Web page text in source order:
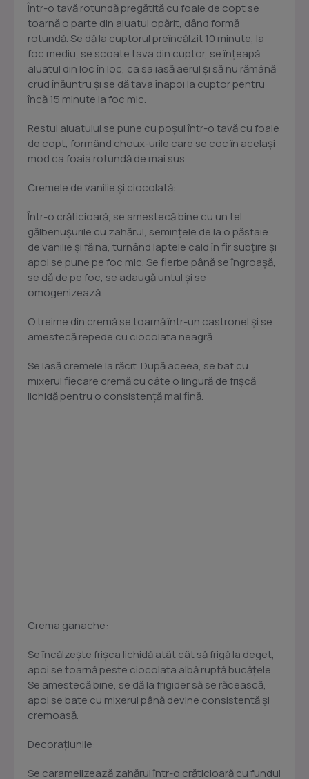
Într-o tavă rotundă pregătită cu foaie de copt se
toarnă o parte din aluatul opărit, dând formă
rotundă. Se dă la cuptorul preîncălzit 10 minute, la
foc mediu, se scoate tava din cuptor, se înţeapă
aluatul din loc în loc, ca sa iasă aerul şi să nu rămână
crud înăuntru şi se dă tava înapoi la cuptor pentru
încă 15 minute la foc mic.
Restul aluatului se pune cu poşul într-o tavă cu foaie
de copt, formând choux-urile care se coc în acelaşi
mod ca foaia rotundă de mai sus.
Cremele de vanilie şi ciocolată:
Într-o crăticioară, se amestecă bine cu un tel
gălbenuşurile cu zahărul, seminţele de la o păstaie
de vanilie şi făina, turnând laptele cald în fir subţire şi
apoi se pune pe foc mic. Se fierbe până se îngroaşă,
se dă de pe foc, se adaugă untul şi se
omogenizează.
O treime din cremă se toarnă într-un castronel şi se
amestecă repede cu ciocolata neagră.
Se lasă cremele la răcit. După aceea, se bat cu
mixerul fiecare cremă cu câte o lingură de frişcă
lichidă pentru o consistenţă mai fină.
Crema ganache:
Se încălzeşte frişca lichidă atât cât să frigă la deget,
apoi se toarnă peste ciocolata albă ruptă bucăţele.
Se amestecă bine, se dă la frigider să se răcească,
apoi se bate cu mixerul până devine consistentă şi
cremoasă.
Decoraţiunile:
Se caramelizează zahărul într-o crăticioară cu fundul